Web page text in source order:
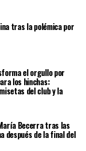
tras la polémica por
el orgullo por
los hinchas:
del club y la
Becerra tras las
de la final del